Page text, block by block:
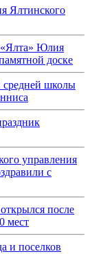
Ялтинского
Юлия
доске
школы
управления
с
после
мест
и поселков